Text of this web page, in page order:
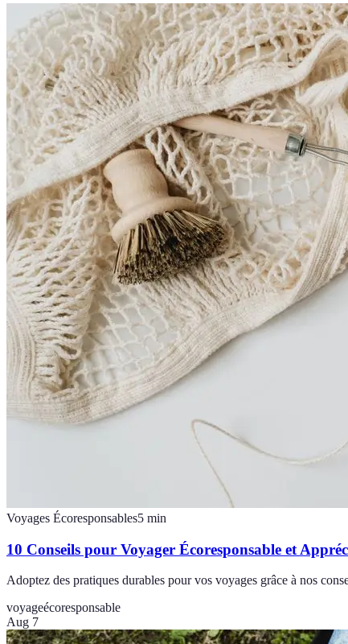
Voyages Écoresponsables5 min
10 Conseils pour Voyager Écoresponsable et
Adoptez des pratiques durables pour vos voyages grâce à nos
voyageécoresponsable
Aug 7